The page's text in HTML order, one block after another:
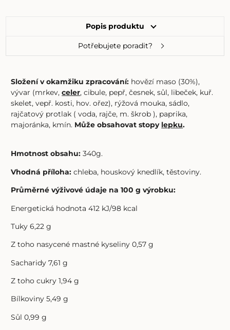
Popis produktu
Potřebujete poradit?
Složení v okamžiku zpracování: hovězí maso (30%),
vývar (mrkev,celer, cibule, pepř, česnek, sůl, libeček, kuř.
skelet, vepř. kosti, hov. ořez), rýžová mouka, sádlo,
rajčatový protlak ( voda, rajče, m. škrob ), paprika,
majoránka, kmín. Může obsahovat stopy lepku.
Hmotnost obsahu: 340g.
Vhodná příloha: chleba, houskový knedlík, těstoviny.
Průměrné výživové údaje na 100 g výrobku:
Energetická hodnota 412 kJ/98 kcal
Tuky 6,22 g
Z toho nasycené mastné kyseliny 0,57 g
Sacharidy 7,61 g
Z toho cukry 1,94 g
Bílkoviny 5,49 g
Sůl 0,99 g